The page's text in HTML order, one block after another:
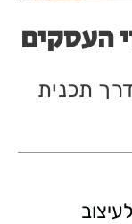
העסקים
תכנית